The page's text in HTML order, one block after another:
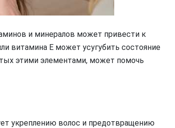
и минералов может привести к
витамина E может усугубить состояние
этими элементами, может помочь
укреплению волос и предотвращению